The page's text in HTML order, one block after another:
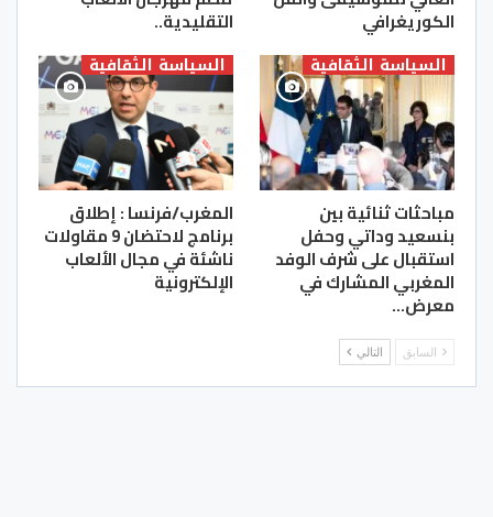
الكوريغرافي التقليدية..
السياسة الثقافية
مباحثات ثنائية بين
بنسعيد وداتي وحفل
استقبال على شرف الوفد
المغربي المشارك في
معرض…
السياسة الثقافية
المغرب/فرنسا : إطلاق
برنامج لاحتضان 9 مقاولات
ناشئة في مجال الألعاب
الإلكترونية
السابق التالي